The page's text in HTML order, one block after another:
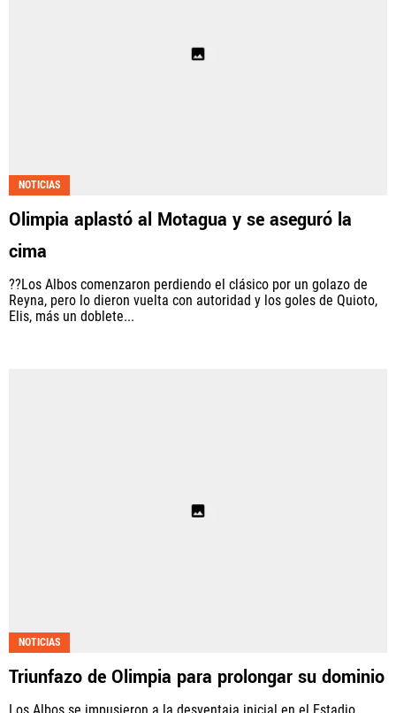
NOTICIAS
Olimpia aplastó al Motagua y se aseguró la
cima
??Los Albos comenzaron perdiendo el clásico por un golazo de
Reyna, pero lo dieron vuelta con autoridad y los goles de Quioto,
Elis, más un doblete...
NOTICIAS
Triunfazo de Olimpia para prolongar su dominio